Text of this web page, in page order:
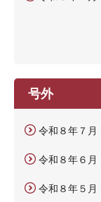
号外
令和８年７月
令和８年６月
令和８年５月